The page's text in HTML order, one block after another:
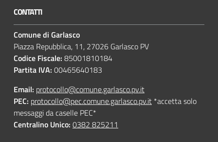
CONTATTI
Comune di Garlasco
Piazza Repubblica, 11, 27026 Garlasco PV
Codice Fiscale: 85001810184
Partita IVA: 00465640183
Email: protocollo@comune.garlasco.pv.it
PEC: protocollo@pec.comune.garlasco.pv.it *accetta solo
messaggi da caselle PEC*
Centralino Unico: 0382 825211